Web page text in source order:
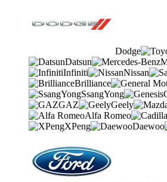
Dodge
Datsun
Infiniti
Nissan
Brilliance
SsangYong
GAZ
Geely
Alfa Romeo
XPeng
Daewoo